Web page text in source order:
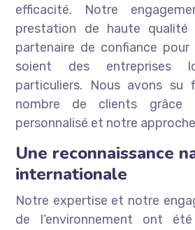
efficacité. Notre
prestation de haute
partenaire de confiance pour
soient des entreprises
particuliers. Nous avons su
nombre de clients grâce
personnalisé et notre
Une reconnaissance
internationale
Notre expertise et notre
de l’environnement ont